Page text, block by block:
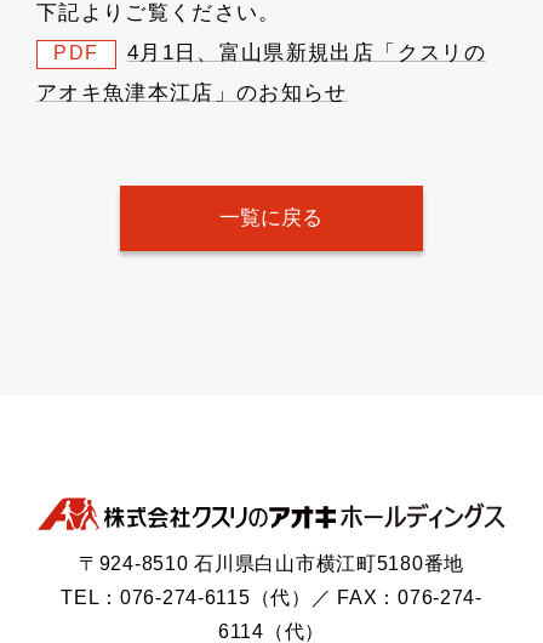
下記よりご覧ください。
PDF
4月1日、富山県新規出店「クスリの
アオキ魚津本江店」のお知らせ
一覧に戻る
〒924-8510 石川県白山市横江町5180番地
TEL：076-274-6115（代）／ FAX：076-274-
6114（代）